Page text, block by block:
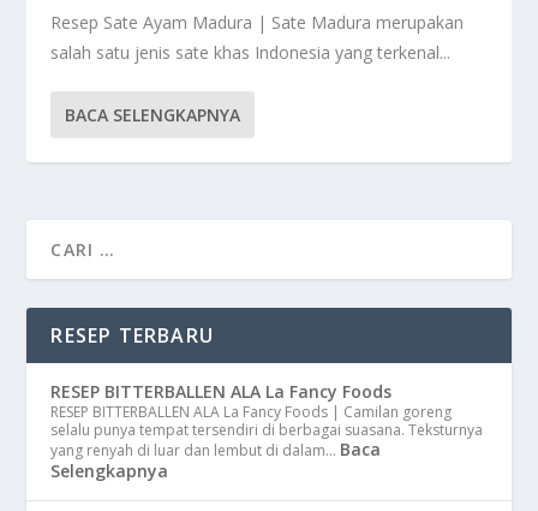
Resep Sate Ayam Madura | Sate Madura merupakan
salah satu jenis sate khas Indonesia yang terkenal...
BACA SELENGKAPNYA
RESEP TERBARU
RESEP BITTERBALLEN ALA La Fancy Foods
RESEP BITTERBALLEN ALA La Fancy Foods | Camilan goreng
selalu punya tempat tersendiri di berbagai suasana. Teksturnya
yang renyah di luar dan lembut di dalam… Baca
Selengkapnya